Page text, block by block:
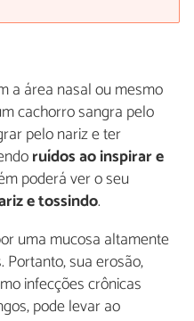
a área nasal ou mesmo
cachorro sangra pelo
pelo nariz e ter
ruídos ao inspirar e
poderá ver o seu
e tossindo.
uma mucosa altamente
Portanto, sua erosão,
infecções crônicas
pode levar ao